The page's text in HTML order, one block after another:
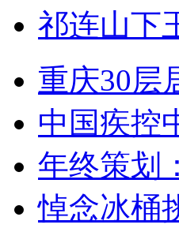
祁连山下
重庆30
中国疾控
年终策划
悼念冰桶